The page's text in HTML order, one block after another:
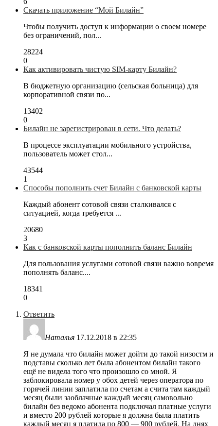
Скачать приложение “Мой Билайн”
Чтобы получить доступ к информации о своем номере
без ограничений, пол...
28224
0
Как активировать чистую SIM-карту Билайн?
В бюджетную организацию (сельская больница) для
корпоративной связи по...
13402
0
Билайн не зарегистрирован в сети. Что делать?
В процессе эксплуатации мобильного устройства,
пользователь может стол...
43544
1
Способы пополнить счет Билайн с банковской карты
Каждый абонент сотовой связи сталкивался с
ситуацией, когда требуется ...
20680
3
Как с банковской карты пополнить баланс Билайн
Для пользования услугами сотовой связи важно вовремя
пополнять баланс....
18341
0
Ответить
Наталья 17.12.2018 в 22:35
Я не думала что билайн может дойти до такой низостм и
подставы сколько лет была абонентом билайн такого
ещё не видела того что произошло со мной. Я
заблокировала номер у обох детей через оператора по
горячей линии заплатила по счетам а счита там каждый
месяц были заоблачные каждый месяц самовольно
билайн без ведомо абонента подключал платные услуги
и вместо 200 рублей которые я должна была платить
каждый месяц я платила по 800 — 900 рублей. На днях